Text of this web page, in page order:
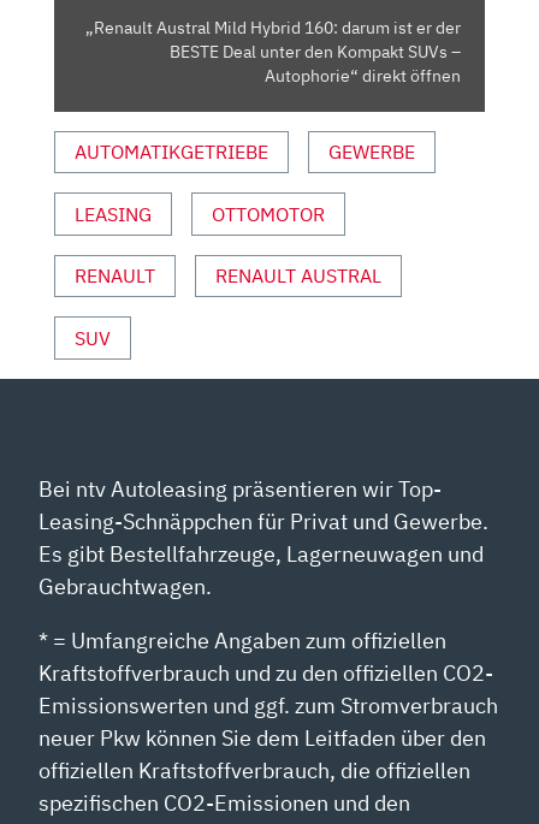
DEN
KOMPAKT
SUVS
VON
YOUTUBE
ANZEIGEN
„Renault Austral Mild Hybrid 160: darum ist er der
BESTE Deal unter den Kompakt SUVs –
Autophorie“ direkt öffnen
AUTOMATIKGETRIEBE GEWERBE
LEASING OTTOMOTOR
RENAULT RENAULT AUSTRAL
SUV
Bei ntv Autoleasing präsentieren wir Top-
Leasing-Schnäppchen für Privat und Gewerbe.
Es gibt Bestellfahrzeuge, Lagerneuwagen und
Gebrauchtwagen.
* = Umfangreiche Angaben zum offiziellen
Kraftstoffverbrauch und zu den offiziellen CO2-
Emissionswerten und ggf. zum Stromverbrauch
neuer Pkw können Sie dem Leitfaden über den
offiziellen Kraftstoffverbrauch, die offiziellen
spezifischen CO2-Emissionen und den